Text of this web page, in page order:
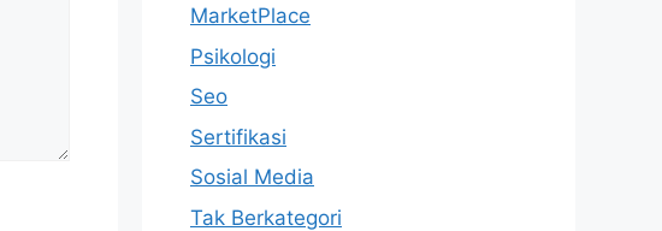
MarketPlace
Psikologi
Seo
Sertifikasi
Sosial Media
Tak Berkategori